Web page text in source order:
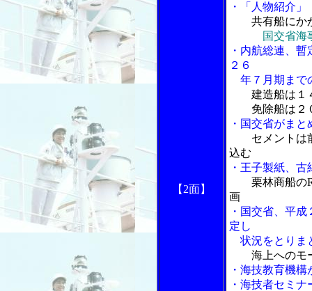
【2面】
・「人物紹介」
共有船にか
国交省
・内航総連、
２６
年７月期まで
建造船は１
免除船は２０
・国交省がま
セメントは
込む
・王子製紙、
栗林商船の
画
・国交省、平
定し
状況をとりま
海上へのモ
・海技教育機
・海技者セミ